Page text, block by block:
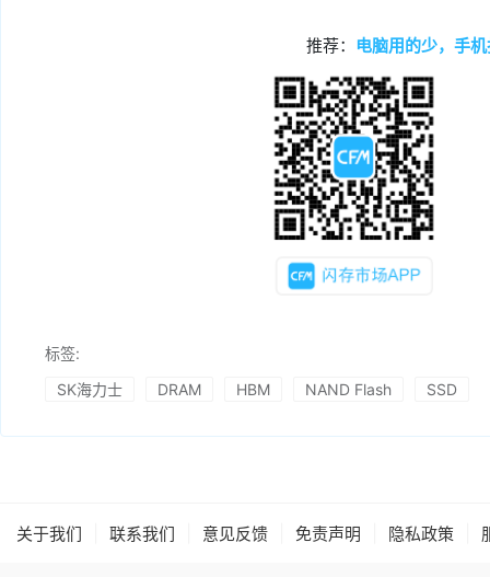
推荐： 电脑用的少，手
标签:
SK海力士
DRAM HBM NAND Flash SSD
关于我们 联系我们 意见反馈 免责声明 隐私政策